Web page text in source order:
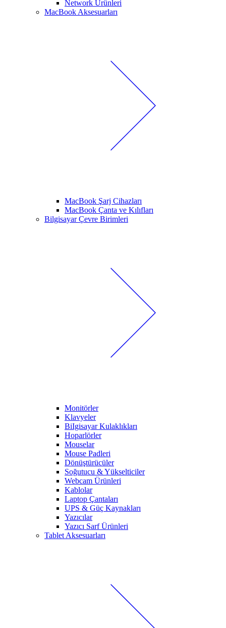
Network Ürünleri
MacBook Aksesuarları
MacBook Şarj Cihazları
MacBook Çanta ve Kılıfları
Bilgisayar Çevre Birimleri
Monitörler
Klavyeler
BiIgisayar Kulaklıkları
Hoparlörler
Mouselar
Mouse Padleri
Dönüştürücüler
Soğutucu & Yükselticiler
Webcam Ürünleri
Kablolar
Laptop Çantaları
UPS & Güç Kaynakları
Yazıcılar
Yazıcı Sarf Ürünleri
Tablet Aksesuarları